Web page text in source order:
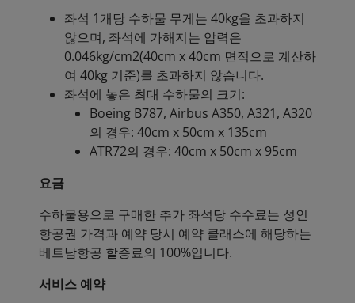
좌석 1개당 수하물 무게는 40kg을 초과하지
않으며, 좌석에 가해지는 압력은
0.046kg/cm2(40cm x 40cm 면적으로 계산하
여 40kg 기준)를 초과하지 않습니다.
좌석에 놓은 최대 수하물의 크기:
Boeing B787, Airbus A350, A321, A320
의 경우: 40cm x 50cm x 135cm
ATR72의 경우: 40cm x 50cm x 95cm
요금
수하물용으로 구매한 추가 좌석당 수수료는 성인
항공권 가격과 예약 당시 예약 클래스에 해당하는
베트남항공 할증료의 100%입니다.
서비스 예약